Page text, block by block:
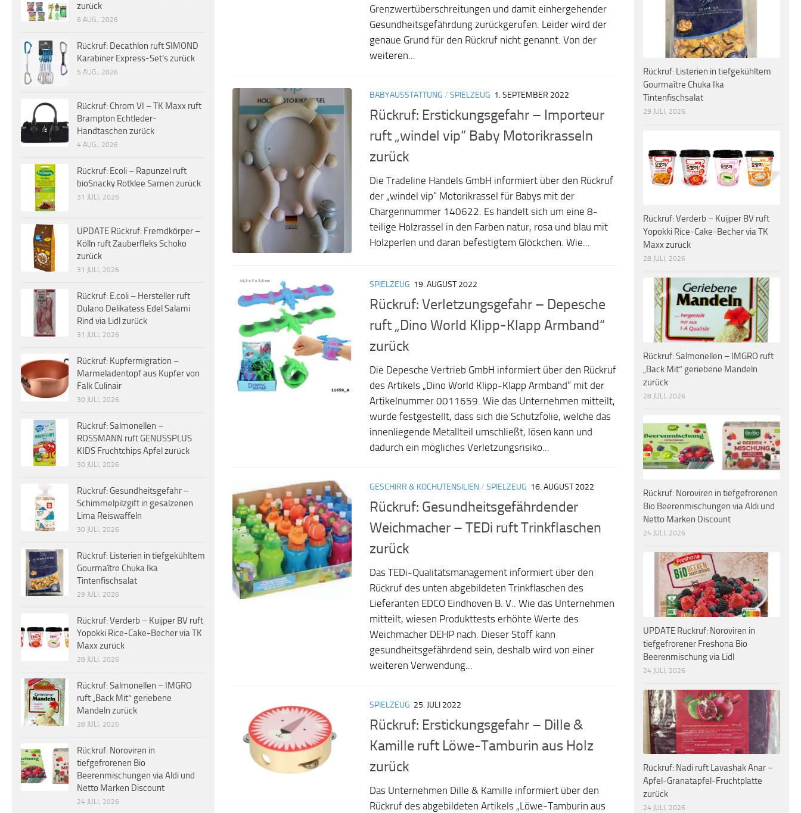
Grenzwertüberschreitungen und damit einhergehender
Gesundheitsgefährdung zurückgerufen. Leider wird der
genaue Grund für den Rückruf nicht genannt. Von der
weiteren...
BABYAUSSTATTUNG / SPIELZEUG 1. SEPTEMBER 2022
Rückruf: Erstickungsgefahr – Importeur
ruft „windel vip“ Baby Motorikrasseln
zurück
Die Tradeline Handels GmbH informiert über den Rückruf
der „windel vip“ Motorikrassel für Babys mit der
Chargennummer 140622. Es handelt sich um eine 8-
teilige Holzrassel in den Farben natur, rosa und blau mit
Holzperlen und daran befestigtem Glöckchen. Wie...
SPIELZEUG 19. AUGUST 2022
Rückruf: Verletzungsgefahr – Depesche
ruft „Dino World Klipp-Klapp Armband“
zurück
Die Depesche Vertrieb GmbH informiert über den Rückruf
des Artikels „Dino World Klipp-Klapp Armband“ mit der
Artikelnummer 0011659. Wie das Unternehmen mitteilt,
wurde festgestellt, dass sich die Schutzfolie, welche das
innenliegende Metallteil umschließt, lösen kann und
dadurch ein mögliches Verletzungsrisiko...
GESCHIRR & KOCHUTENSILIEN/ SPIELZEUG 16. AUGUST 2022
Rückruf: Gesundheitsgefährdender
Weichmacher – TEDi ruft Trinkflaschen
zurück
Das TEDi-Qualitätsmanagement informiert über den
Rückruf des unten abgebildeten Trinkflaschen des
Lieferanten EDCO Eindhoven B. V.. Wie das Unternehmen
mitteilt, wiesen Produkttests erhöhte Werte des
Weichmacher DEHP nach. Dieser Stoff kann
gesundheitsgefährdend sein, deshalb wird von einer
weiteren Verwendung...
SPIELZEUG 25. JULI 2022
Rückruf: Erstickungsgefahr – Dille &
Kamille ruft Löwe-Tamburin aus Holz
zurück
Das Unternehmen Dille & Kamille informiert über den
Rückruf des abgebildeten Artikels „Löwe-Tamburin aus
zurück
6 AUG., 2026
Rückruf: Decathlon ruft SIMOND
Karabiner Express-Set’s zurück
5 AUG., 2026
Rückruf: Chrom VI – TK Maxx ruft
Brampton Echtleder-
Handtaschen zurück
4 AUG., 2026
Rückruf: Ecoli – Rapunzel ruft
bioSnacky Rotklee Samen zurück
31 JULI, 2026
UPDATE Rückruf: Fremdkörper –
Kölln ruft Zauberfleks Schoko
zurück
31 JULI, 2026
Rückruf: E.coli – Hersteller ruft
Dulano Delikatess Edel Salami
Rind via Lidl zurück
31 JULI, 2026
Rückruf: Kupfermigration –
Marmeladentopf aus Kupfer von
Falk Culinair
30 JULI, 2026
Rückruf: Salmonellen –
ROSSMANN ruft GENUSSPLUS
KIDS Fruchtchips Apfel zurück
30 JULI, 2026
Rückruf: Gesundheitsgefahr –
Schimmelpilzgift in gesalzenen
Lima Reiswaffeln
30 JULI, 2026
Rückruf: Listerien in tiefgekühltem
Gourmaître Chuka Ika
Tintenfischsalat
29 JULI, 2026
Rückruf: Verderb – Kuijper BV ruft
Yopokki Rice-Cake-Becher via TK
Maxx zurück
28 JULI, 2026
Rückruf: Salmonellen – IMGRO
ruft „Back Mit“ geriebene
Mandeln zurück
28 JULI, 2026
Rückruf: Noroviren in
tiefgefrorenen Bio
Beerenmischungen via Aldi und
Netto Marken Discount
24 JULI, 2026
Rückruf: Listerien in tiefgekühltem
Gourmaître Chuka Ika
Tintenfischsalat
29 JULI, 2026
Rückruf: Verderb – Kuijper BV ruft
Yopokki Rice-Cake-Becher via TK
Maxx zurück
28 JULI, 2026
Rückruf: Salmonellen – IMGRO ruft
„Back Mit“ geriebene Mandeln
zurück
28 JULI, 2026
Rückruf: Noroviren in tiefgefrorenen
Bio Beerenmischungen via Aldi und
Netto Marken Discount
24 JULI, 2026
UPDATE Rückruf: Noroviren in
tiefgefrorener Freshona Bio
Beerenmischung via Lidl
24 JULI, 2026
Rückruf: Nadi ruft Lavashak Anar –
Apfel-Granatapfel-Fruchtplatte
zurück
24 JULI, 2026